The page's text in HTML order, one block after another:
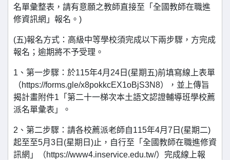
名單彙整表，請有意願之教師直接至「全國教師在職進
修資訊網」報名。)
(五)報名方式：高級中等學校須完成以下兩步驟，方完成
報名；逾期將不予受理。
1、第一步驟：於115年4月24日(星期五)前填寫線上表單
（https://forms.gle/x8pokkcEX1oBjS3N8），並上傳旨
揭計畫附件1「第二十一梯次本土語文認證輔導班學校薦
派名單彙表」。
2、第二步驟：請各校薦派老師自115年4月7日(星期二)
起至至5月3日(星期日)止，自行至「全國教師在職進修資
訊網」（https://www4.inservice.edu.tw/）完成線上報